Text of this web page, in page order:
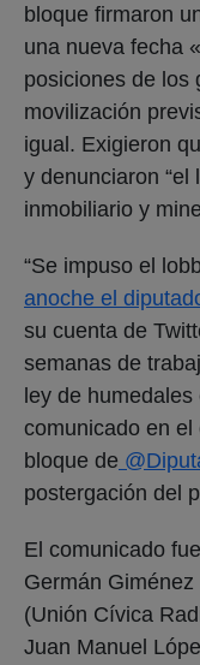
bloque firmaron
una nueva fecha
posiciones de los
movilización
igual. Exigieron
y denunciaron
inmobiliario y
“Se impuso el
anoche el
su cuenta de
semanas de
ley de
comunicado en
bloque de
postergación del
El comunicado
Germán
(Unión Cívica
Juan Manuel